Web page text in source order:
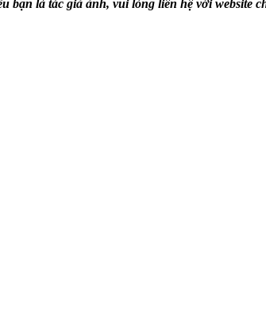
là tác giả ảnh, vui lòng liên hệ với website